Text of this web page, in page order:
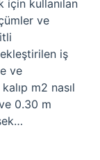
için kullanılan
ve
iş
ve
m2 nasıl
0.30 m